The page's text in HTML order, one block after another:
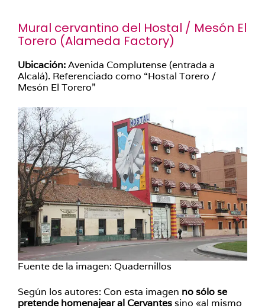
Mural cervantino del Hostal / Mesón El
Torero (Alameda Factory)
Ubicación:Avenida Complutense (entrada a
Alcalá). Referenciado como “Hostal Torero /
Mesón El Torero”
Fuente de la imagen: Quadernillos
Según los autores: Con esta imagen no sólo se
pretende homenajear al Cervantessino «al mismo